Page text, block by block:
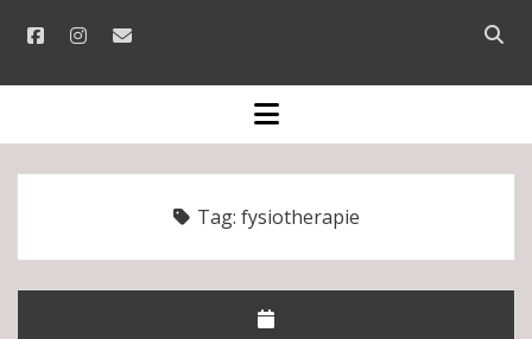
facebookinstagram
email
Open
bar
open
menu
Tag: fysiotherapie